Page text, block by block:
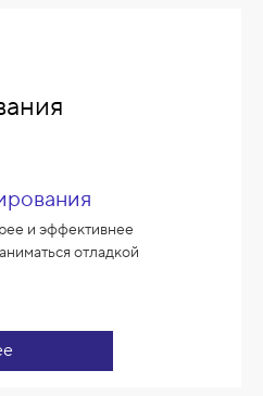
и эффективнее
отладкой